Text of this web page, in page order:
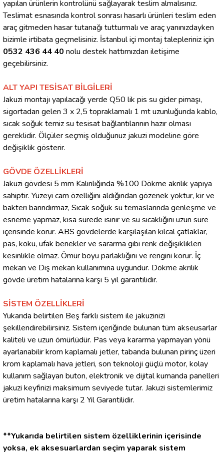
yapılan ürünlerin kontrolünü sağlayarak teslim almalısınız.
Teslimat esnasında kontrol sonrası hasarlı ürünleri teslim eden
araç gitmeden hasar tutanağı tutturmalı ve araç yanınızdayken
bizimle irtibata geçmelisiniz. İstanbul içi montaj talepleriniz için
0532 436 44 40 nolu destek hattımızdan iletişime
geçebilirsiniz.
ALT YAPI TESİSAT BİLGİLERİ
Jakuzi montajı yapılacağı yerde Q50 lik pis su gider pimaşı,
sigortadan gelen 3 x 2,5 topraklamalı 1 mt uzunluğunda kablo,
sıcak soğuk temiz su tesisat bağlantılarının hazır olması
gereklidir. Ölçüler seçmiş olduğunuz jakuzi modeline göre
değişiklik gösterir.
GÖVDE ÖZELLİKLERİ
Jakuzi gövdesi 5 mm Kalınlığında %100 Dökme akrilik yapıya
sahiptir. Yüzeyi cam özelliğini aldığından gözenek yoktur, kir ve
bakteri barındırmaz, Sıcak soğuk su temaslarında genleşme ve
esneme yapmaz, kısa sürede ısınır ve su sıcaklığını uzun süre
içerisinde korur. ABS gövdelerde karşılaşılan kılcal çatlaklar,
pas, koku, ufak benekler ve sararma gibi renk değişiklikleri
kesinlikle olmaz. Ömür boyu parlaklığını ve rengini korur. İç
mekan ve Dış mekan kullanımına uygundur. Dökme akrilik
gövde üretim hatalarına karşı 5 yıl garantilidir.
SİSTEM ÖZELLİKLERİ
Yukarıda belirtilen Beş farklı sistem ile jakuzinizi
şekillendirebilirsiniz. Sistem içeriğinde bulunan tüm akseusarlar
kaliteli ve uzun ömürlüdür. Pas veya kararma yapmayan yönü
ayarlanabilir krom kaplamalı jetler, tabanda bulunan pirinç üzeri
krom kaplamalı hava jetleri, son teknoloji güçlü motor, kolay
kullanım sağlayan buton, elektronik ve dijital kumanda panelleri
jakuzi keyfinizi maksimum seviyede tutar. Jakuzi sistemlerimiz
üretim hatalarına karşı 2 Yıl Garantilidir.
**Yukarıda belirtilen sistem özelliklerinin içerisinde
yoksa, ek aksesuarlardan seçim yaparak sistem